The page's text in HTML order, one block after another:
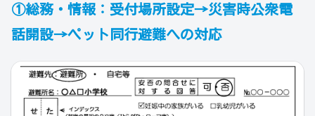
①総務・情報：受付場所設定→災害時公衆電
話開設→ペット同行避難への対応